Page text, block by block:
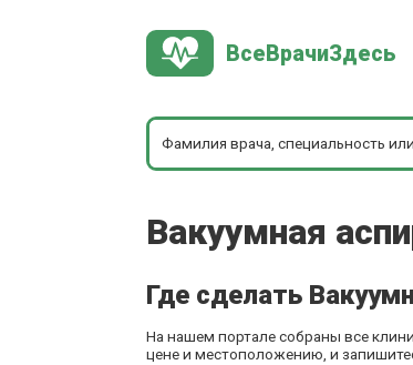
ВсеВрачиЗдесь
Вакуумная
Где сделать
На нашем портале собраны все
цене и местоположению, и